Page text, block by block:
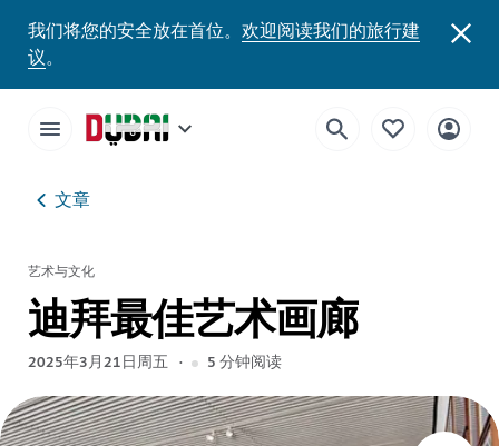
我们将您的安全放在首位。 欢迎阅读我们的旅行建
议。
文章
艺术与文化
迪拜最佳艺术画廊
2025年3月21日周五 5分钟阅读